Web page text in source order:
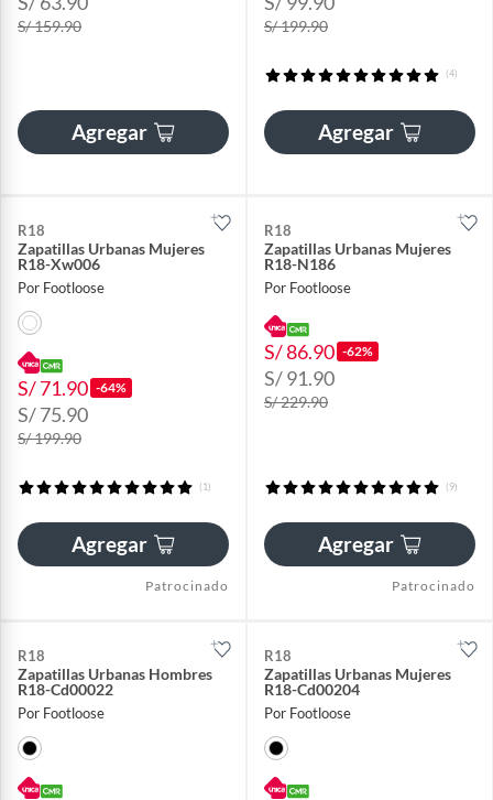
S/ 159.90
Agregar
S/ 199.90
(4)
Agregar
R18
Zapatillas Urbanas Mujeres
R18-Xw006
Por Footloose
S/ 71.90 -64%
S/ 75.90
S/ 199.90
(1)
Agregar
Patrocinado
R18
Zapatillas Urbanas Mujeres
R18-N186
Por Footloose
S/ 86.90 -62%
S/ 91.90
S/ 229.90
(9)
Agregar
Patrocinado
R18
Zapatillas Urbanas Hombres
R18-Cd00022
Por Footloose
R18
Zapatillas Urbanas Mujeres
R18-Cd00204
Por Footloose